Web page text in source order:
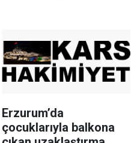
Erzurum’da
çocuklarıyla balkona